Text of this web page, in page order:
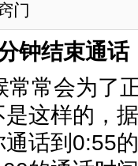
门
钟结束通话
常常会为了
这样的，
话到0:55